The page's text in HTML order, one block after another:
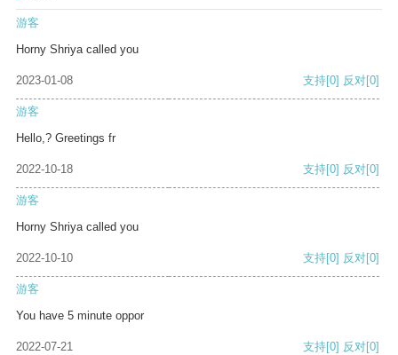
游客
Horny Shriya called you
2023-01-08 支持[0] 反对[0]
游客
Hello,? Greetings fr
2022-10-18 支持[0] 反对[0]
游客
Horny Shriya called you
2022-10-10 支持[0] 反对[0]
游客
You have 5 minute oppor
2022-07-21 支持[0] 反对[0]